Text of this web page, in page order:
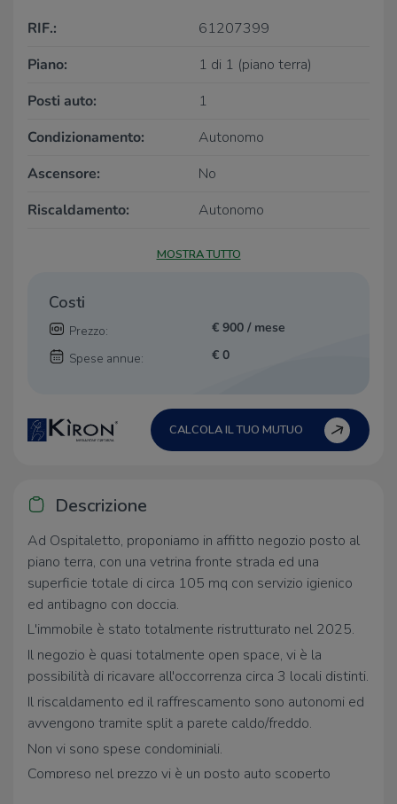
RIF.:
61207399
Piano:
1 di 1 (piano terra)
Posti auto:
1
Condizionamento:
Autonomo
Ascensore:
No
Riscaldamento:
Autonomo
MOSTRA TUTTO
Costi
Prezzo:
€ 900 / mese
Spese annue:
€ 0
CALCOLA IL TUO MUTUO
Descrizione
Ad Ospitaletto, proponiamo in affitto negozio posto al
piano terra, con una vetrina fronte strada ed una
superficie totale di circa 105 mq con servizio igienico
ed antibagno con doccia.
L'immobile è stato totalmente ristrutturato nel 2025.
Il negozio è quasi totalmente open space, vi è la
possibilità di ricavare all'occorrenza circa 3 locali distinti.
Il riscaldamento ed il raffrescamento sono autonomi ed
avvengono tramite split a parete caldo/freddo.
Non vi sono spese condominiali.
Compreso nel prezzo vi è un posto auto scoperto